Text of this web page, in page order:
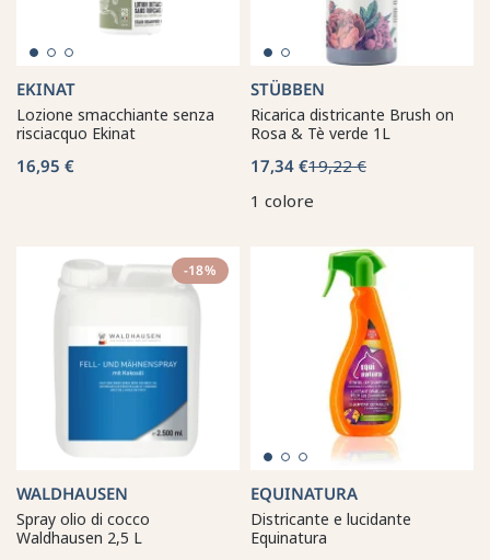
EKINAT
Lozione smacchiante senza
risciacquo Ekinat
16,95 €
STÜBBEN
Ricarica districante Brush on
Rosa & Tè verde 1L
17,34 €19,22 €
1 colore
-18%
WALDHAUSEN
Spray olio di cocco
Waldhausen 2,5 L
EQUINATURA
Districante e lucidante
Equinatura